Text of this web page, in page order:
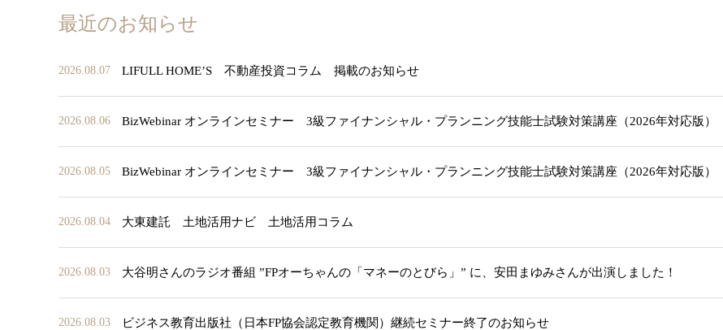
最近のお知らせ
2026.08.07 LIFULL HOME’S 不動産投資コラム 掲載のお知らせ
2026.08.06 BizWebinar オンラインセミナー 3級ファイナンシャル・プランニング技能士試験対策講座（2026年対応版）
2026.08.05 BizWebinar オンラインセミナー 3級ファイナンシャル・プランニング技能士試験対策講座（2026年対応版）
2026.08.04 大東建託 土地活用ナビ 土地活用コラム
2026.08.03 大谷明さんのラジオ番組 ”FPオーちゃんの「マネーのとびら」” に、安田まゆみさんが出演しました！
2026.08.03 ビジネス教育出版社（日本FP協会認定教育機関）継続セミナー終了のお知らせ